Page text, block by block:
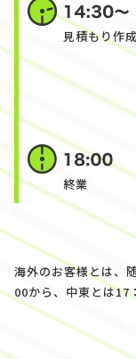
見積もり作
終業
海外のお客様とは、
00から、中東とは17